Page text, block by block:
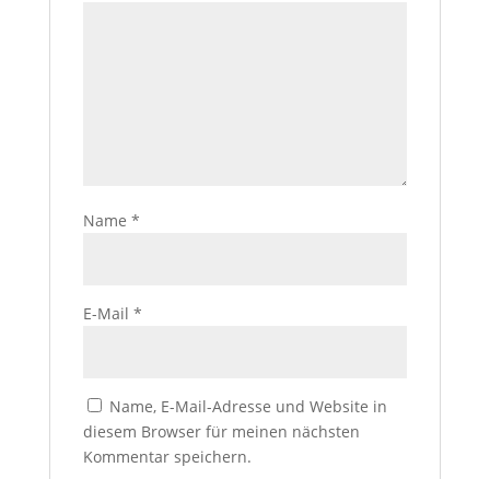
Name *
E-Mail *
Name, E-Mail-Adresse und Website in
diesem Browser für meinen nächsten
Kommentar speichern.